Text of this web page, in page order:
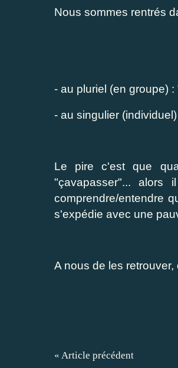
Nous sommes rentrés
- au pluriel (en groupe) :
- au singulier
Le pire c'est que
"çavapasser"...
comprendre/entendre
s'expédie avec une
A nous de les
« Article précédent